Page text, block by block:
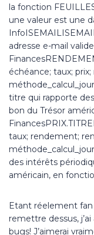
la fonction
une valeur est une
adresse e-mail
échéance; taux;
titre qui rapporte
bon du Trésor
taux; rendement;
des intérêts
américain, en
Etant réelement fan
remettre dessus,
bugs! J’aimerai